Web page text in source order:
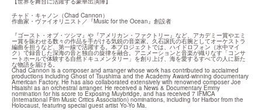
​​チャド・キャノン（Chad Cannon）
作曲家・ヴァイオリニスト／『Music for the Ocean』創設者
『ゴースト・オブ・ツシマ』や『アメリカン・ファクトリー』など、アカデミー賞やエミ
ー賞を賑わせる数々の作品を手がける気鋭の音楽家。久石譲氏の右腕としてオーケストラ
編曲を担うなど、第一線で活躍する。本プロジェクトでは、ハイドロフォン（水中マイ
ク）で録音した深海の音と独自の旋律を融合。アニメーションと音楽が織りなす「コンサ
ートホールで体験する自然ドキュメンタリー」を創り上げ、海を愛するすべての人に新た
な物語を届ける。
Chad Cannon is a composer and arranger whose work has contributed to acclaimed
productions including Ghost of Tsushima and the Academy Award-winning documentary
American Factory. He has also collaborated extensively with renowned composer Joe
Hisaishi as an orchestral arranger. He received a News & Documentary Emmy
nomination for his score to Exposing Muybridge, and has received 7 IFMCA
(International Film Music Critics Association) nominations, including for Harbor from the
Holocaust, featuring special guest artist Yo-Yo Ma.